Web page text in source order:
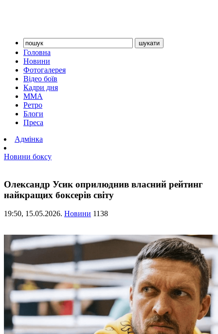
Головна
Новини
Фотогалерея
Відео боїв
Кадри дня
ММА
Ретро
Блоги
Преса
Адмінка
Новини боксу
Олександр Усик оприлюднив власний рейтинг
найкращих боксерів світу
19:50, 15.05.2026. Новини 1138